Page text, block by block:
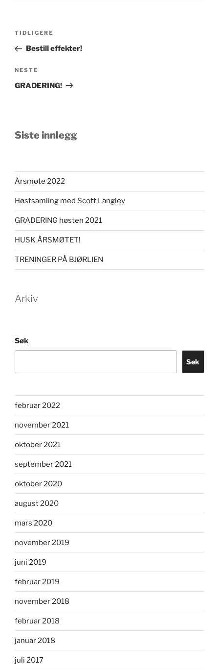
TIDLIGERE
Bestill effekter!
NESTE
GRADERING!
Siste innlegg
Årsmøte 2022
Høstsamling med Scott Langley
GRADERING høsten 2021
HUSK ÅRSMØTET!
TRENINGER PÅ BJØRLIEN
Arkiv
Søk
Søk
februar 2022
november 2021
oktober 2021
september 2021
oktober 2020
august 2020
mars 2020
november 2019
juni 2019
februar 2019
november 2018
februar 2018
januar 2018
juli 2017